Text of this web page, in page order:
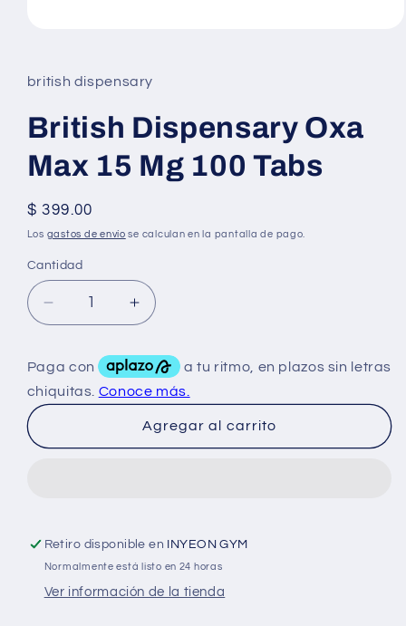
1
en
ventana
modal
british dispensary
British Dispensary Oxa
Max 15 Mg 100 Tabs
Precio
habitual
$ 399.00
Los gastos de envío se calculan en la pantalla de pago.
Cantidad
Reducir
cantidad
British
Dispensary
Oxa
15
Aumentar
cantidad
para
British
Dispensary
Oxa
Max
15
Agregar al carrito
Retiro disponible en INYEON GYM
Normalmente está listo en 24 horas
Ver información de la tienda